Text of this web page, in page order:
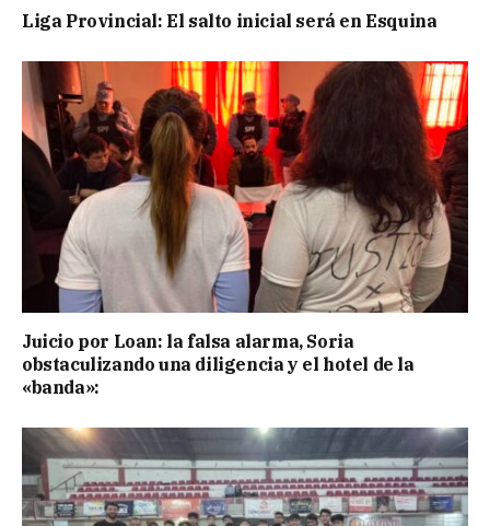
Liga Provincial: El salto inicial será en Esquina
Juicio por Loan: la falsa alarma, Soria
obstaculizando una diligencia y el hotel de la
«banda»: